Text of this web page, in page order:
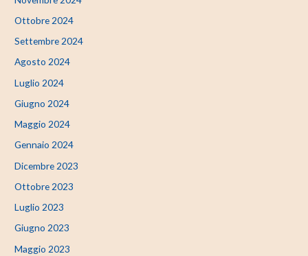
Ottobre 2024
Settembre 2024
Agosto 2024
Luglio 2024
Giugno 2024
Maggio 2024
Gennaio 2024
Dicembre 2023
Ottobre 2023
Luglio 2023
Giugno 2023
Maggio 2023